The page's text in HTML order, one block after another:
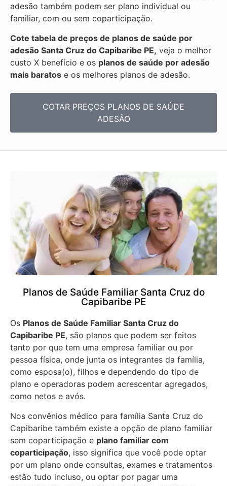
adesão também podem ser plano individual ou
familiar, com ou sem coparticipação.
Cote tabela de preços de planos de saúde por
adesão Santa Cruz do Capibaribe PE, veja o melhor
custo X benefício e os planos de saúde por adesão
mais baratos e os melhores planos de adesão.
COTAR PREÇOS PLANOS DE SAÚDE
ADESÃO
Planos de Saúde Familiar Santa Cruz do
Capibaribe PE
Os Planos de Saúde Familiar Santa Cruz do
Capibaribe PE, são planos que podem ser feitos
tanto por que tem uma empresa familiar ou por
pessoa física, onde junta os integrantes da família,
como esposa(o), filhos e dependendo do tipo de
plano e operadoras podem acrescentar agregados,
como netos e avós.
Nos convênios médico para família Santa Cruz do
Capibaribe também existe a opção de plano familiar
sem coparticipação e plano familiar com
coparticipação, isso significa que você pode optar
por um plano onde consultas, exames e tratamentos
estão tudo incluso, ou optar por pagar uma